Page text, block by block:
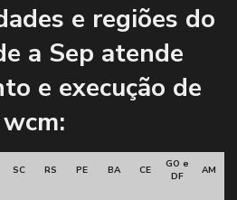
grandes paradas
paradas para corrente crítica
e regiões do
a Sep atende
e execução de
wcm:
SC RS PE BA CE
GO e
DF
AM